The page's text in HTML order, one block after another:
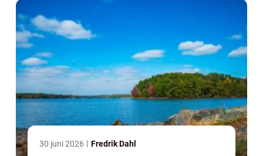
30 juni 2026 Fredrik Dahl